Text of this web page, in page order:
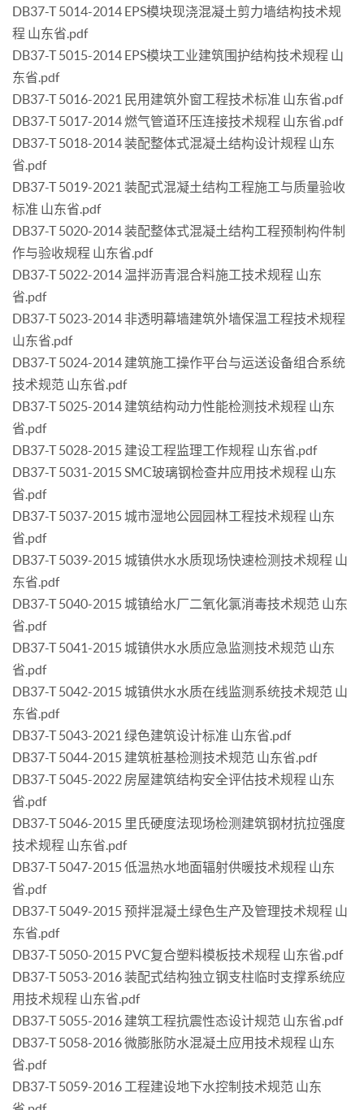
DB37-T 5014-2014 EPS模块现浇混凝土剪力墙结构技术规
程 山东省.pdf
DB37-T 5015-2014 EPS模块工业建筑围护结构技术规程 山
东省.pdf
DB37-T 5016-2021 民用建筑外窗工程技术标准 山东省.pdf
DB37-T 5017-2014 燃气管道环压连接技术规程 山东省.pdf
DB37-T 5018-2014 装配整体式混凝土结构设计规程 山东
省.pdf
DB37-T 5019-2021 装配式混凝土结构工程施工与质量验收
标准 山东省.pdf
DB37-T 5020-2014 装配整体式混凝土结构工程预制构件制
作与验收规程 山东省.pdf
DB37-T 5022-2014 温拌沥青混合料施工技术规程 山东
省.pdf
DB37-T 5023-2014 非透明幕墙建筑外墙保温工程技术规程
山东省.pdf
DB37-T 5024-2014 建筑施工操作平台与运送设备组合系统
技术规范 山东省.pdf
DB37-T 5025-2014 建筑结构动力性能检测技术规程 山东
省.pdf
DB37-T 5028-2015 建设工程监理工作规程 山东省.pdf
DB37-T 5031-2015 SMC玻璃钢检查井应用技术规程 山东
省.pdf
DB37-T 5037-2015 城市湿地公园园林工程技术规程 山东
省.pdf
DB37-T 5039-2015 城镇供水水质现场快速检测技术规程 山
东省.pdf
DB37-T 5040-2015 城镇给水厂二氧化氯消毒技术规范 山东
省.pdf
DB37-T 5041-2015 城镇供水水质应急监测技术规范 山东
省.pdf
DB37-T 5042-2015 城镇供水水质在线监测系统技术规范 山
东省.pdf
DB37-T 5043-2021 绿色建筑设计标准 山东省.pdf
DB37-T 5044-2015 建筑桩基检测技术规范 山东省.pdf
DB37-T 5045-2022 房屋建筑结构安全评估技术规程 山东
省.pdf
DB37-T 5046-2015 里氏硬度法现场检测建筑钢材抗拉强度
技术规程 山东省.pdf
DB37-T 5047-2015 低温热水地面辐射供暖技术规程 山东
省.pdf
DB37-T 5049-2015 预拌混凝土绿色生产及管理技术规程 山
东省.pdf
DB37-T 5050-2015 PVC复合塑料模板技术规程 山东省.pdf
DB37-T 5053-2016 装配式结构独立钢支柱临时支撑系统应
用技术规程 山东省.pdf
DB37-T 5055-2016 建筑工程抗震性态设计规范 山东省.pdf
DB37-T 5058-2016 微膨胀防水混凝土应用技术规程 山东
省.pdf
DB37-T 5059-2016 工程建设地下水控制技术规范 山东